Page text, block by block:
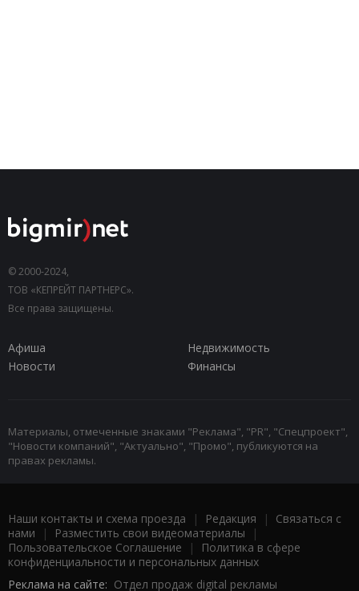
© 2000-2024,
ТОВ «КЕПРЕЙТ ПАРТНЕРС».
Все права защищены.
Афиша
Недвижимость
Новости
Финансы
Материалы, отмеченные знаками "Реклама", "PR", "Спецпроект",
"Новости компаний", "Актуально", "Промо", публикуются на
правах рекламы.
Наши контакты и схема проезда | Редакция | Связаться с
нами | Разместить свои видеоматериалы |
Пользовательское Соглашение |
Политика в сфере
конфиденциальности и персональных данных
Реклама на сайте: Отдел продаж digital рекламы